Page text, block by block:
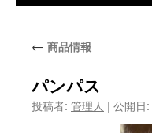
ン
へ
← 商品情報
パンパス
投稿者: 管理人 | 公開日: